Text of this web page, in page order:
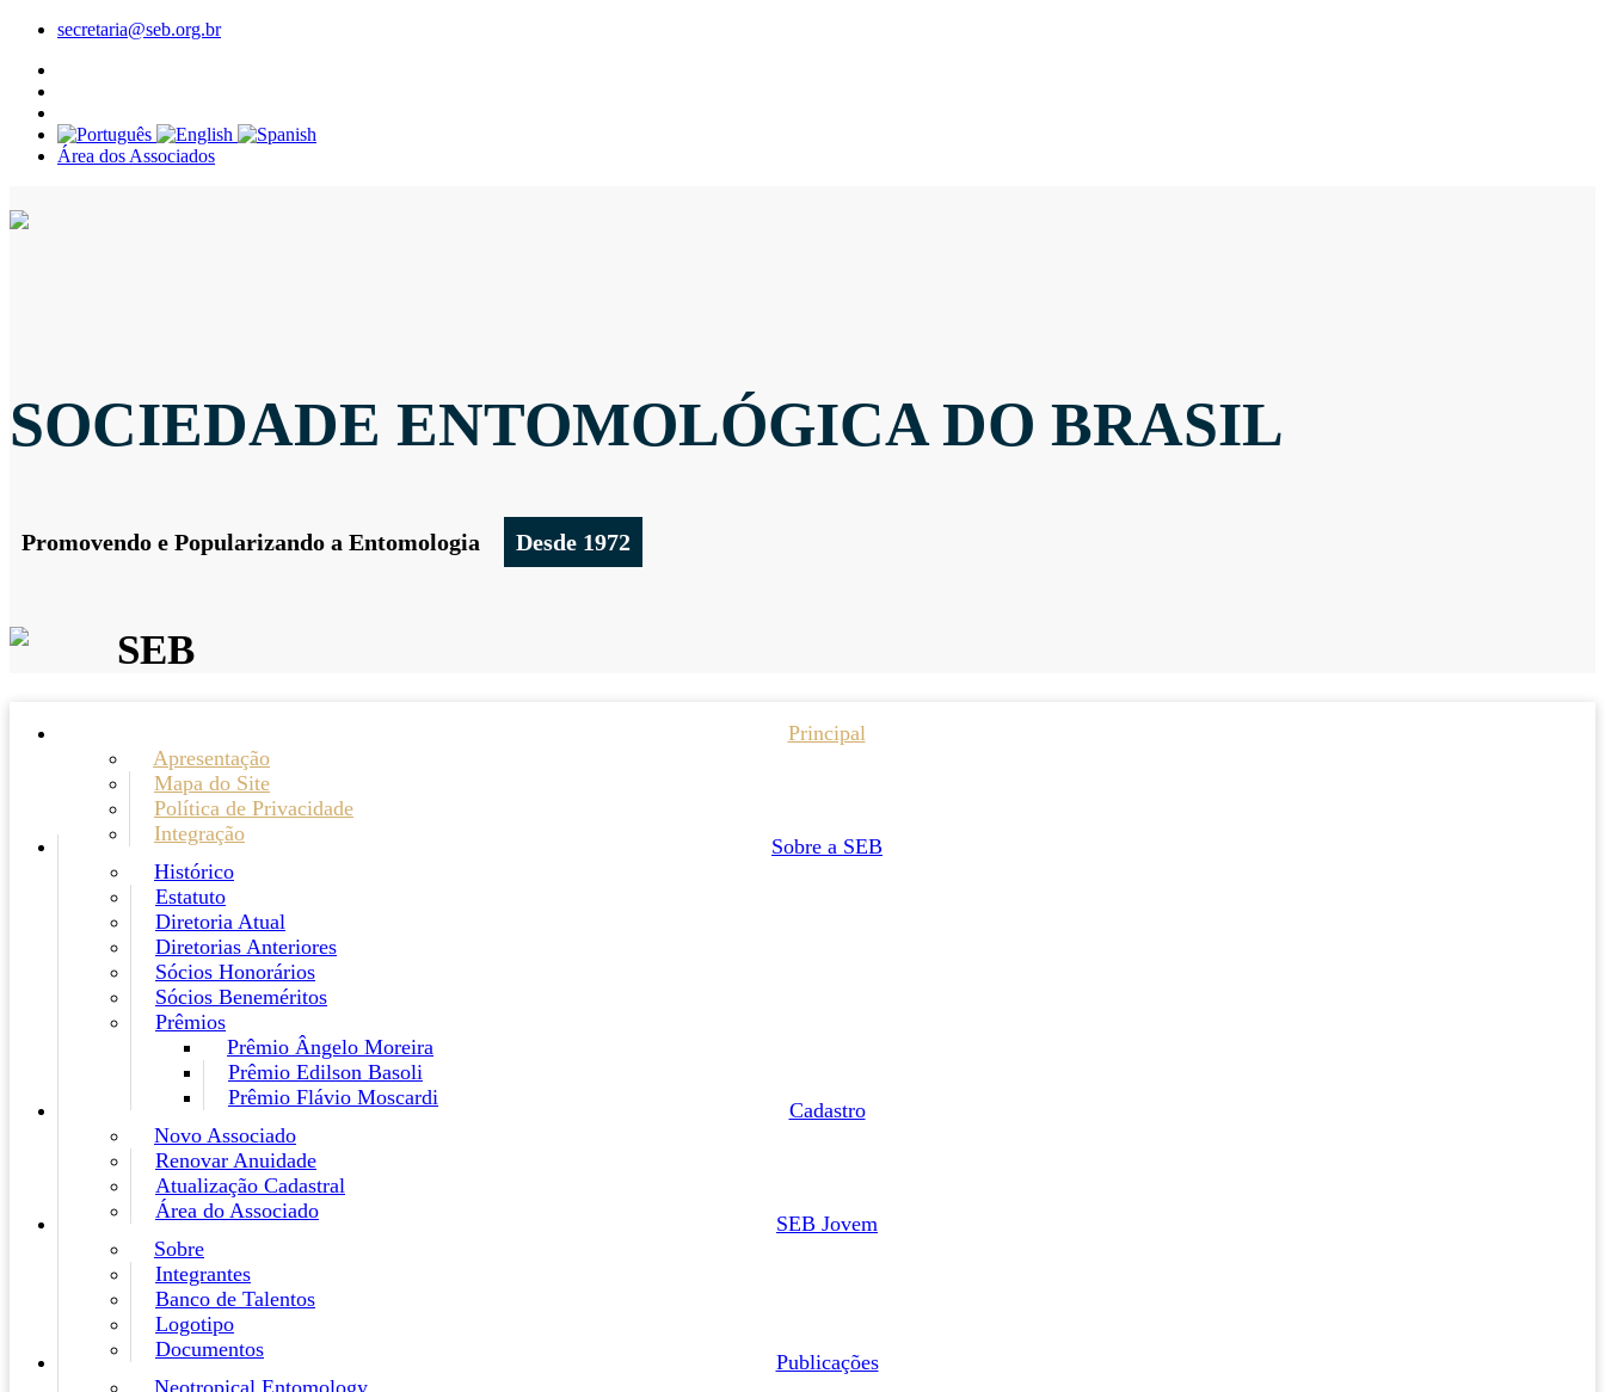
secretaria@seb.org.br
Área dos Associados
SOCIEDADE ENTOMOLÓGICA DO BRASIL
Promovendo e Popularizando a Entomologia Desde 1972
SEB
Principal
Apresentação
Mapa do Site
Política de Privacidade
Integração
Sobre a SEB
Histórico
Estatuto
Diretoria Atual
Diretorias Anteriores
Sócios Honorários
Sócios Beneméritos
Prêmios
Prêmio Ângelo Moreira
Prêmio Edilson Basoli
Prêmio Flávio Moscardi
Cadastro
Novo Associado
Renovar Anuidade
Atualização Cadastral
Área do Associado
SEB Jovem
Sobre
Integrantes
Banco de Talentos
Logotipo
Documentos
Publicações
Neotropical Entomology